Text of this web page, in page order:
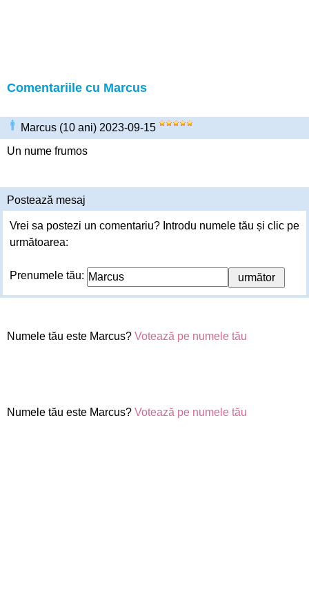
Comentariile cu Marcus
Marcus (10 ani) 2023-09-15
Un nume frumos
Postează mesaj
Vrei sa postezi un comentariu? Introdu numele tău și clic pe
următoarea:
Prenumele tău:
Numele tău este Marcus? Votează pe numele tău
Numele tău este Marcus? Votează pe numele tău